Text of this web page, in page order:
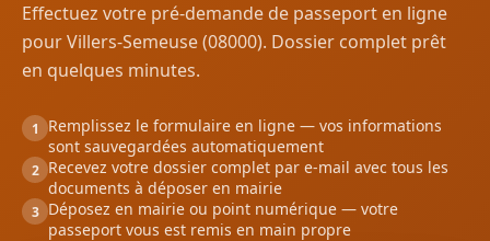
Effectuez votre pré-demande de passeport en ligne
pour Villers-Semeuse (08000). Dossier complet prêt
en quelques minutes.
1
Remplissez le formulaire en ligne — vos informations
sont sauvegardées automatiquement
2 Recevez votre dossier complet par e-mail avec tous les
documents à déposer en mairie
3 Déposez en mairie ou point numérique — votre
passeport vous est remis en main propre